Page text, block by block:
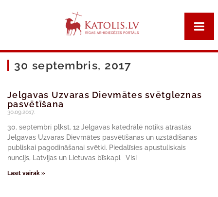
30 septembris, 2017
Jelgavas Uzvaras Dievmātes svētgleznas
pasvētīšana
30.09.2017.
30. septembrī plkst. 12 Jelgavas katedrālē notiks atrastās
Jelgavas Uzvaras Dievmātes pasvētīšanas un uzstādīšanas
publiskai pagodināšanai svētki. Piedalīsies apustuliskais
nuncijs, Latvijas un Lietuvas bīskapi. Visi
Lasīt vairāk »